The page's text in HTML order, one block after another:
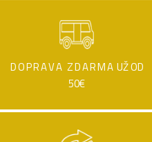
DOPRAVA ZDARMA UŽ OD
50€